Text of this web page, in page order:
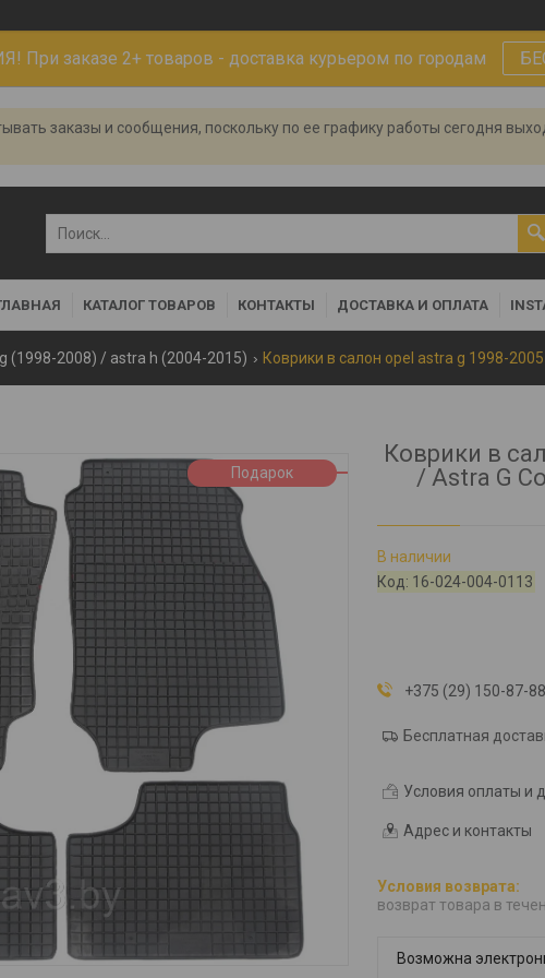
При заказе 2+ товаров - доставка курьером по городам
заказы и сообщения, поскольку по ее графику работы сегодня
КАТАЛОГ ТОВАРОВ КОНТАКТЫ ДОСТАВКА И ОПЛАТА
(1998-2008) / astra h (2004-2015)
Подарок
Коврики в
/ Astra G
В наличии
Код: 16-024-004-0113
+375 (29) 150-87-
Бесплатная
Условия оплаты и
Адрес и контакты
возврат товара в